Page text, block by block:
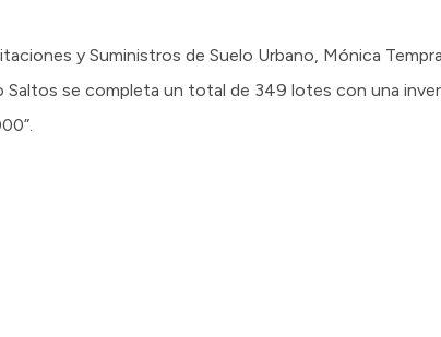
y Suministros de Suelo Urbano, Mónica
Saltos se completa un total de 349 lotes con una